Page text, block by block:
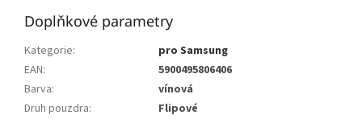
Doplňkové parametry
Kategorie:
pro Samsung
EAN:
5900495806406
Barva:
vínová
Druh pouzdra:
Flipové